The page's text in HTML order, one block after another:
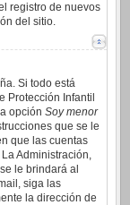
registro de nuevos
del sitio.
Si todo está
Protección Infantil
opción Soy menor
que se le
que las cuentas
Administración,
le brindará al
siga las
la dirección de